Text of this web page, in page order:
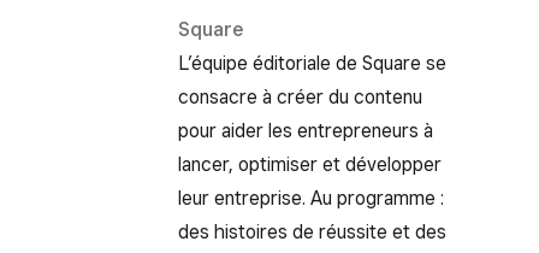
Square
L’équipe éditoriale de Square se
consacre à créer du contenu
pour aider les entrepreneurs à
lancer, optimiser et développer
leur entreprise. Au programme :
des histoires de réussite et des